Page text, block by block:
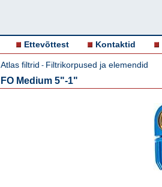
Ettevõttest Kontaktid
Atlas filtrid - Filtrikorpused ja elemendid
Medium 5"-1"